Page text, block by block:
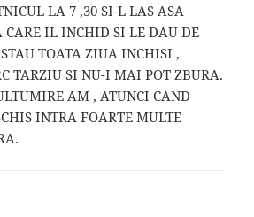
LA 7 ,30 SI-L LAS ASA
CARE IL INCHID SI LE DAU DE
TOATA ZIUA INCHISI ,
TARZIU SI NU-I MAI POT ZBURA.
AM , ATUNCI CAND
INTRA FOARTE MULTE